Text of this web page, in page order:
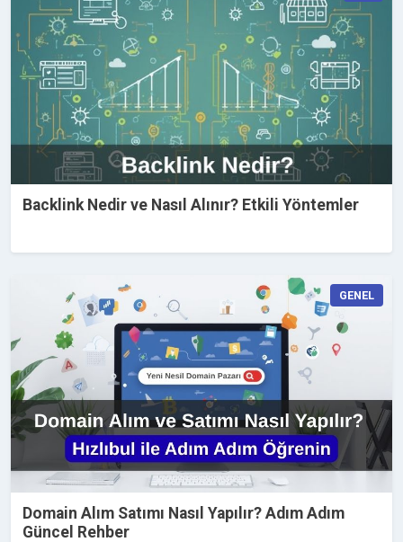
Backlink Nedir ve Nasıl Alınır? Etkili Yöntemler
GENEL
Domain Alım Satımı Nasıl Yapılır? Adım Adım
Güncel Rehber